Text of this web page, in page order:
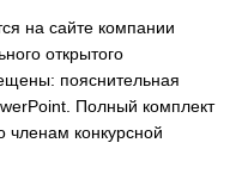
на сайте компании
открытого
пояснительная
Полный комплект
членам конкурсной